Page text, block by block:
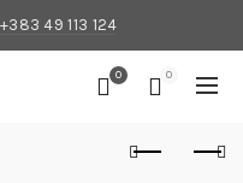
+383 49 113 124
0 0